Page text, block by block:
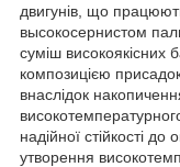
двигунів, що
высокосернистом
суміш високоякісних
композицією
внаслідок
надійної стійкості до
утворення